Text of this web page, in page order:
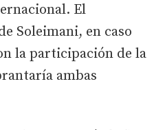
El
Soleimani, en caso
la participación de la
ambas